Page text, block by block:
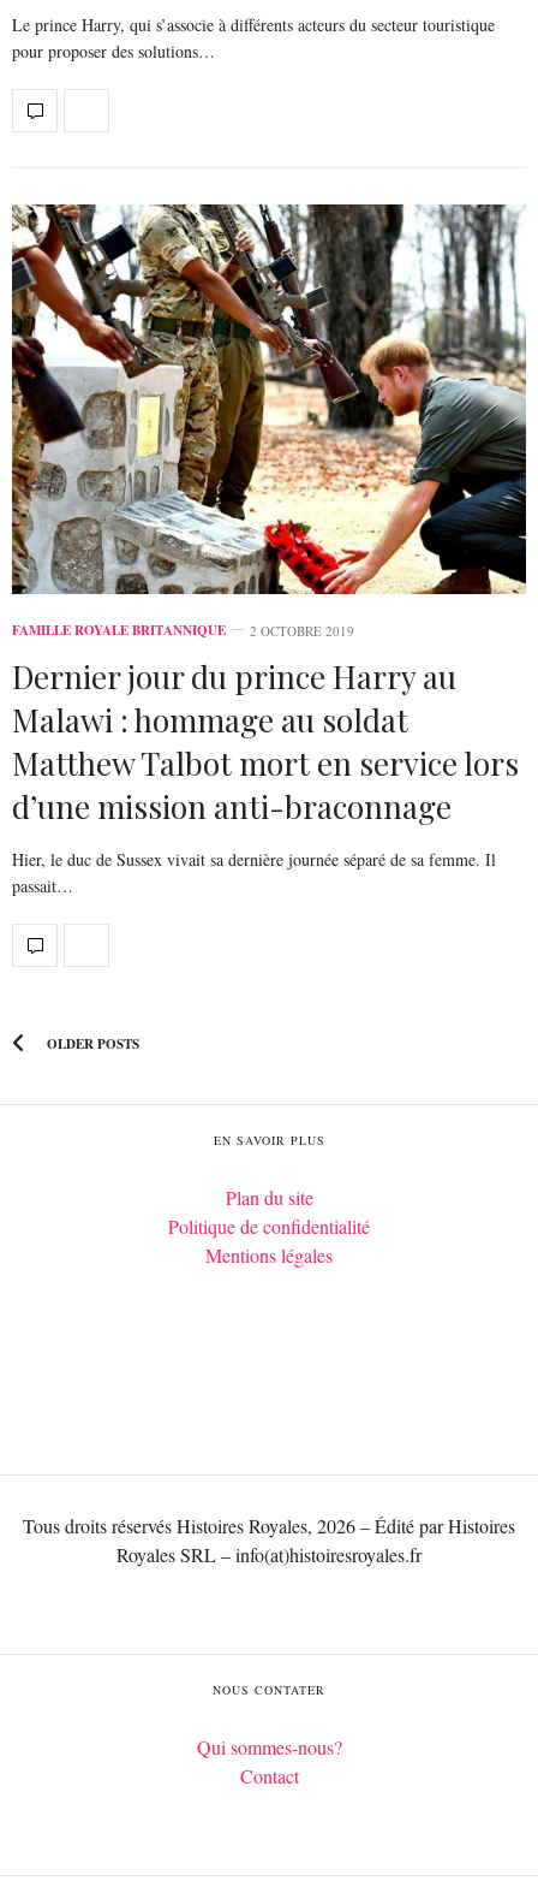
Le prince Harry, qui s’associe à différents acteurs du secteur touristique
pour proposer des solutions…
FAMILLE ROYALE BRITANNIQUE 2 OCTOBRE 2019
Dernier jour du prince Harry au
Malawi : hommage au soldat
Matthew Talbot mort en service lors
d’une mission anti-braconnage
Hier, le duc de Sussex vivait sa dernière journée séparé de sa femme. Il
passait…
OLDER POSTS
EN SAVOIR PLUS
Plan du site
Politique de confidentialité
Mentions légales
Tous droits réservés Histoires Royales, 2026 – Édité par Histoires
Royales SRL – info(at)histoiresroyales.fr
NOUS CONTATER
Qui sommes-nous?
Contact